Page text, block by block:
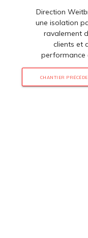
Direction
une isolation
ravalement
clients et
performance
CHANTIER